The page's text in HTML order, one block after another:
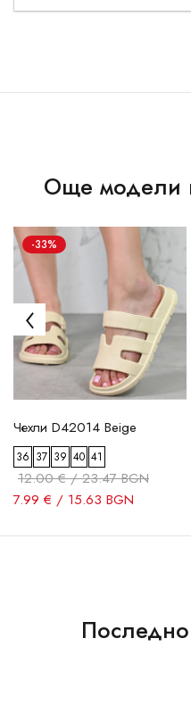
Още модели
-33%
Чехли D42014 Beige
36 37 39 40 41
12.00 € / 23.47 BGN
7.99 € / 15.63 BGN